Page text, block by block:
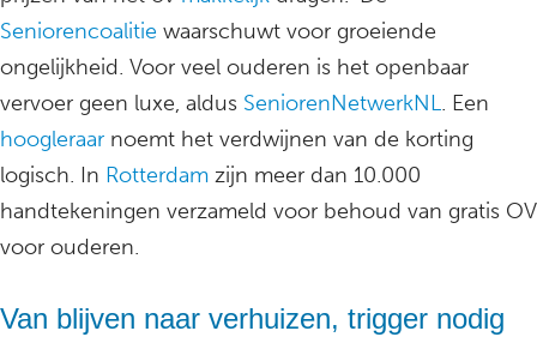
Seniorencoalitie waarschuwt voor groeiende
ongelijkheid. Voor veel ouderen is het openbaar
vervoer geen luxe, aldus SeniorenNetwerkNL. Een
hoogleraar noemt het verdwijnen van de korting
logisch. In Rotterdam zijn meer dan 10.000
handtekeningen verzameld voor behoud van gratis OV
voor ouderen.
Van blijven naar verhuizen, trigger nodig